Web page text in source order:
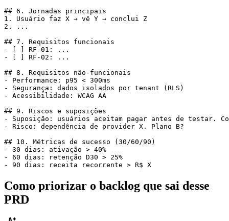
## 6. Jornadas principais
1. Usuário faz X → vê Y → conclui Z
2. ...
## 7. Requisitos funcionais
- [ ] RF-01: ...
- [ ] RF-02: ...
## 8. Requisitos não-funcionais
- Performance: p95 < 300ms
- Segurança: dados isolados por tenant (RLS)
- Acessibilidade: WCAG AA
## 9. Riscos e suposições
- Suposição: usuários aceitam pagar antes de testar.
- Risco: dependência de provider X. Plano B?
## 10. Métricas de sucesso (30/60/90)
- 30 dias: ativação > 40%
- 60 dias: retenção D30 > 25%
- 90 dias: receita recorrente > R$ X
Como priorizar o backlog que sai desse
PRD